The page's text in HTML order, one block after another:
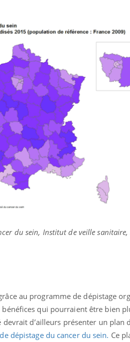
du sein, Institut de veille sanitaire,
au programme de dépistage
qui pourraient être bien
d’ailleurs présenter un plan
dépistage du cancer du sein. Ce